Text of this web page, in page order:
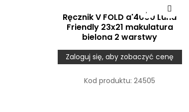
Ręcznik V FOLD a'4000 Luna
Friendly 23x21 makulatura
bielona 2 warstwy
Zaloguj się, aby zobaczyć cenę
Kod produktu: 24505